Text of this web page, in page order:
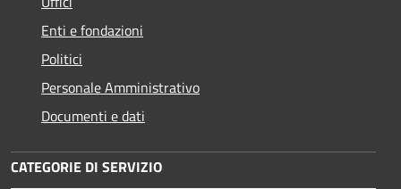
Enti e fondazioni
Politici
Personale Amministrativo
Documenti e dati
CATEGORIE DI SERVIZIO